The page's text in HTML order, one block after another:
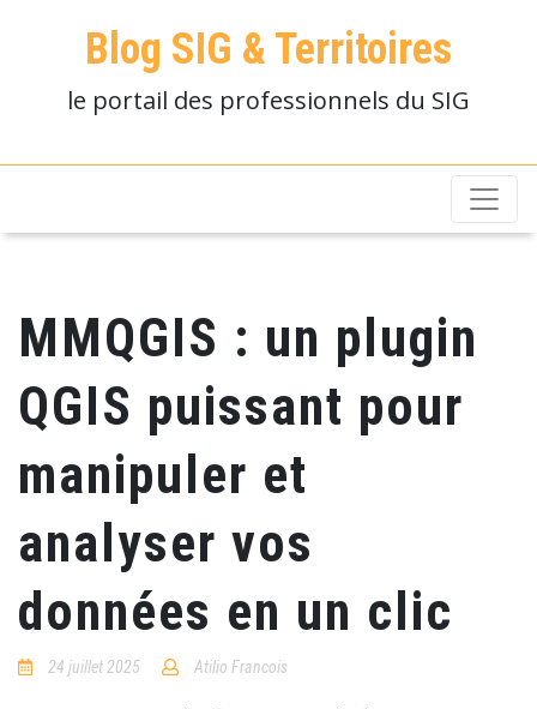
Blog SIG & Territoires
le portail des professionnels du SIG
MMQGIS : un plugin
QGIS puissant pour
manipuler et
analyser vos
données en un clic
24 juillet 2025 Atilio Francois